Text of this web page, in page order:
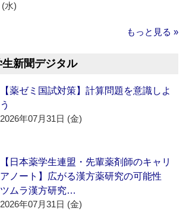
水)
もっと見る »
新聞デジタル
【薬ゼミ国試対策】計算問題を意識しよ
う
2026年07月31日 (金)
【日本薬学生連盟・先輩薬剤師のキャリ
アノート】広がる漢方薬研究の可能性
ツムラ漢方研究…
2026年07月31日 (金)